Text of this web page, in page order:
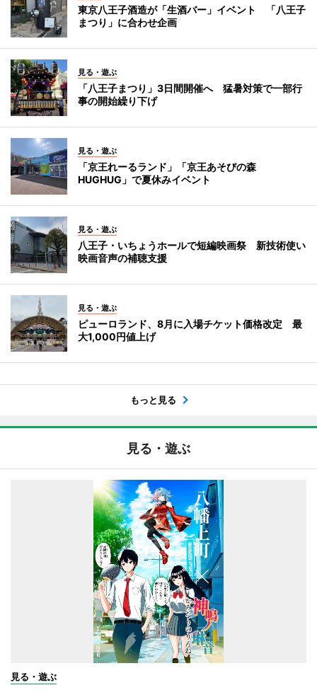
東京八王子酒造が「生酒バー」イベント 「八王子
まつり」に合わせ企画
見る・遊ぶ
「八王子まつり」3日間開催へ 猛暑対策で一部行
事の開始繰り下げ
見る・遊ぶ
「京王れーるランド」「京王あそびの森
HUGHUG」で夏休みイベント
見る・遊ぶ
八王子・いちょうホールで短編映画祭 新技術使い
映画音声の補聴支援
見る・遊ぶ
ピューロランド、8月に入場チケット価格改定 最
大1,000円値上げ
もっと見る
見る・遊ぶ
見る・遊ぶ